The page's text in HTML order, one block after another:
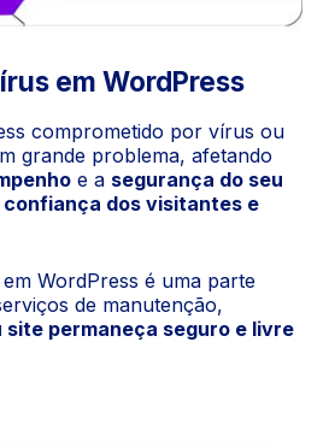
em WordPress
comprometido por vírus ou
grande problema, afetando
e a segurança do seu
confiança dos visitantes e
WordPress é uma parte
de manutenção,
site permaneça seguro e livre